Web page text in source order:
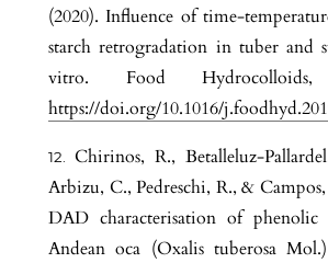
(2020). Influence of time-
starch retrogradation in tuber and
vitro. Food
https://doi.org/10.1016/
Chirinos, R., Betalleluz-
Arbizu, C., Pedreschi, R., &
DAD characterisation of phenolic
Andean oca (Oxalis tuberosa